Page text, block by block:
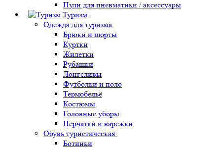
Пули для пневматики / аксессуары
Туризм
Одежда для туризма
Брюки и шорты
Куртки
Жилетки
Рубашки
Лонгсливы
Футболки и поло
Термобельё
Костюмы
Головные уборы
Перчатки и варежки
Обувь туристическая
Ботинки